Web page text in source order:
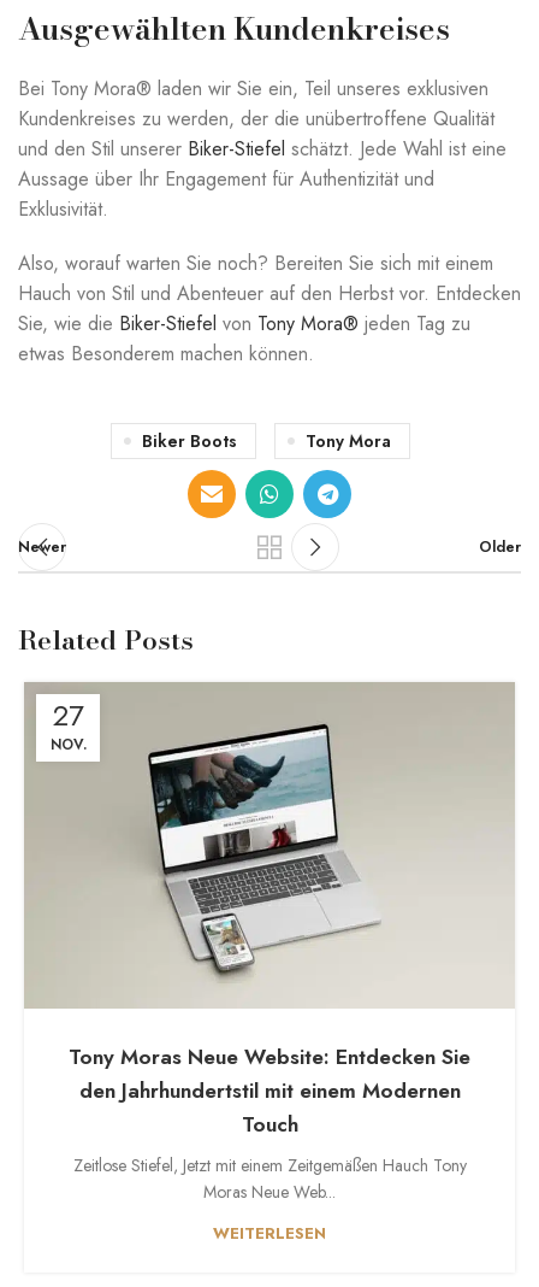
Ausgewählten Kundenkreises
Bei Tony Mora® laden wir Sie ein, Teil unseres exklusiven
Kundenkreises zu werden, der die unübertroffene Qualität
und den Stil unserer Biker-Stiefel schätzt. Jede Wahl ist eine
Aussage über Ihr Engagement für Authentizität und
Exklusivität.
Also, worauf warten Sie noch? Bereiten Sie sich mit einem
Hauch von Stil und Abenteuer auf den Herbst vor. Entdecken
Sie, wie die Biker-Stiefel von Tony Mora® jeden Tag zu
etwas Besonderem machen können.
Biker Boots Tony Mora
Newer Older
Related Posts
27
NOV.
Tony Moras Neue Website: Entdecken Sie
den Jahrhundertstil mit einem Modernen
Touch
Zeitlose Stiefel, Jetzt mit einem Zeitgemäßen Hauch Tony
Moras Neue Web...
WEITERLESEN